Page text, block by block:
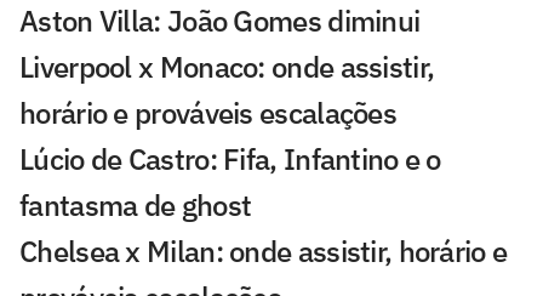
Aston Villa: João Gomes diminui
Liverpool x Monaco: onde assistir,
horário e prováveis escalações
Lúcio de Castro: Fifa, Infantino e o
fantasma de ghost
Chelsea x Milan: onde assistir, horário e